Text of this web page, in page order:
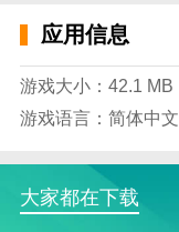
应用信息
游戏大小：42.1 MB
游戏语言：简体中文
大家都在下载